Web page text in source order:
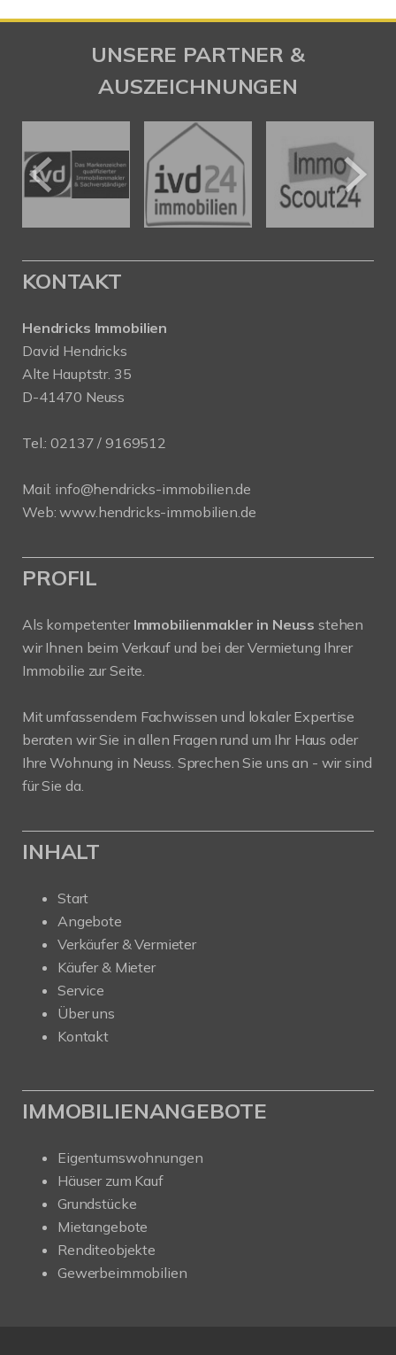
UNSERE PARTNER &
AUSZEICHNUNGEN
KONTAKT
Hendricks Immobilien
David Hendricks
Alte Hauptstr. 35
D-41470 Neuss
Tel.: 02137 / 9169512
Mail: info@hendricks-immobilien.de
Web:www.hendricks-immobilien.de
PROFIL
Als kompetenter Immobilienmakler in Neuss stehen
wir Ihnen beim Verkauf und bei der Vermietung Ihrer
Immobilie zur Seite.
Mit umfassendem Fachwissen und lokaler Expertise
beraten wir Sie in allen Fragen rund um Ihr Haus oder
Ihre Wohnung in Neuss. Sprechen Sie uns an - wir sind
für Sie da.
INHALT
Start
Angebote
Verkäufer & Vermieter
Käufer & Mieter
Service
Über uns
Kontakt
IMMOBILIENANGEBOTE
Eigentumswohnungen
Häuser zum Kauf
Grundstücke
Mietangebote
Renditeobjekte
Gewerbeimmobilien